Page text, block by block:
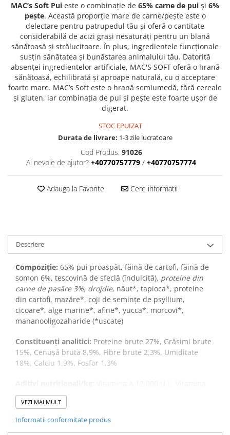
MAC’s Soft Pui este o combinație de 65% carne de pui și 6%
pește. Această proporție mare de carne/pește este o
delectare pentru patrupedul tău și oferă o cantitate
considerabilă de acizi grași nesaturați pentru un blană
sănătoasă și strălucitoare. În plus, ingredientele funcționale
susțin sănătatea și bunăstarea animalului tău. Datorită
absenței ingredientelor artificiale, MAC'S SOFT oferă o hrană
sănătoasă, echilibrată și aproape naturală, cu o acceptare
foarte mare. MAC’s Soft este o hrană semiumedă, fără cereale
și gluten, iar combinația de pui și pește este foarte ușor de
digerat.
STOC EPUIZAT
Durata de livrare: 1-3 zile lucratoare
Cod Produs: 91026
Ai nevoie de ajutor? +40770757779 / +40770757774
Adauga la Favorite Cere informatii
Descriere
Compoziție: 65% pui proaspăt, făină de cartofi, făină de
somon 6%, tescovină de sfeclă (îndulcită), proteine din
carne de pasăre 3%, drojdie, năut*, tapioca*, proteine
din cartofi, mazăre*, coji de semințe de psyllium,
cicoare*, alge marine*, afine*, yucca*, morcovi*,
mananooligozaharide (*uscate)
Constituenți analitici: Proteine brute 27%, Grăsimi brute
15%, Cenușă brută 8,9%, Fibre brute 2,3%, Umiditate
18%, Calciu 1,9%, Fosfor 1,3%
D3 1.200 U.I., Vitamina E 200 mg, Cupru 10 mg, Zinc 70
mg, Iod 2 mg, Seleniu 0,2 mg
Greutatea ideală în kg 🐾 - Cantitatea zilnică de hrană în
VEZI MAI MULT
Informatii conformitate produs